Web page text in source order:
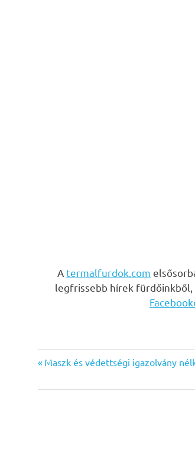
A termalfurdok.com
legfrissebb hírek
Bejegyzés
navigáció
Previous
Maszk és védettségi igazolvány